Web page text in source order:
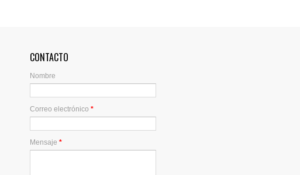
CONTACTO
Nombre
Correo electrónico*
Mensaje*